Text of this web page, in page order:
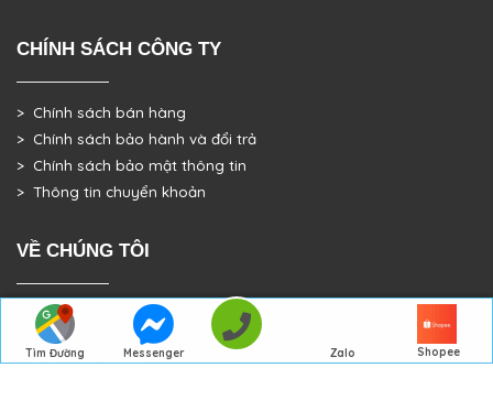
Tìm Đường
Messenger
Zalo Shopee
CHÍNH SÁCH CÔNG TY
> Chính sách bán hàng
> Chính sách bảo hành và đổi trả
> Chính sách bảo mật thông tin
> Thông tin chuyển khoản
VỀ CHÚNG TÔI
> GIỚI THIỆU
> TRANG CHỦ
> DỰ ÁN THỰC TẾ